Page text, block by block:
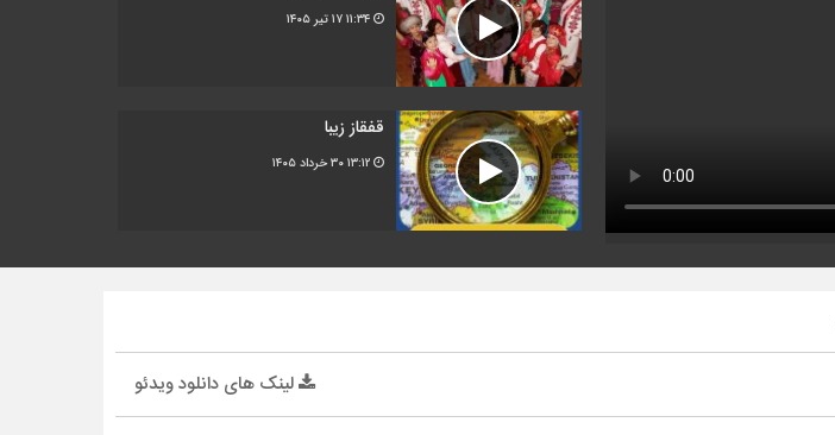
۱۱:۳۴ ۱۷ تیر ۱۴۰۵
قفقاز زیبا
۱۳:۱۲ ۳۰ خرداد ۱۴۰۵
لینک های دانلود ویدئو